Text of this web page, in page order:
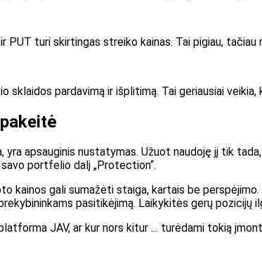
PUT turi skirtingas streiko kainas. Tai pigiau, tačiau
sklaidos pardavimą ir išplitimą. Tai geriausiai
apsauginis nustatymas. Užuot naudoję jį tik
portfelio dalį „Protection“.
kainos gali sumažėti staiga, kartais be
pasitikėjimą. Laikykitės gerų pozicijų
JAV, ar kur nors kitur … turėdami tokią